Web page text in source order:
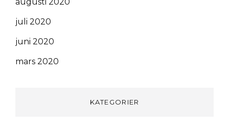
juli 2020
juni 2020
mars 2020
KATEGORIER